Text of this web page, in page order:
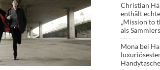
Christian
enthält
„Mission to
als
Mona bei